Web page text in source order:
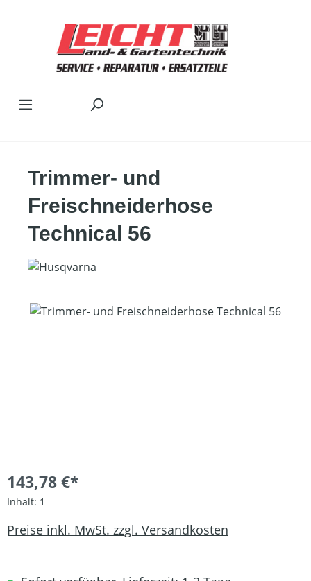
Trimmer- und
Freischneiderhose
Technical 56
Bildergalerie überspringen
143,78 €*
Inhalt: 1
Preise inkl. MwSt. zzgl. Versandkosten